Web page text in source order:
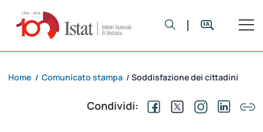
Home / Comunicato stampa / Soddisfazione dei cittadini
Condividi: